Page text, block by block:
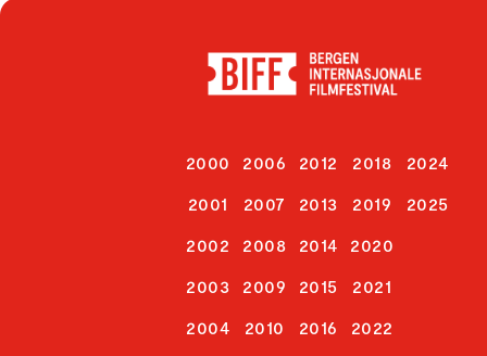
2000
2001
2002
2003
2004
2006
2007
2008
2009
2010
2012
2013
2014
2015
2016
2018
2019
2020
2021
2022
2024
2025